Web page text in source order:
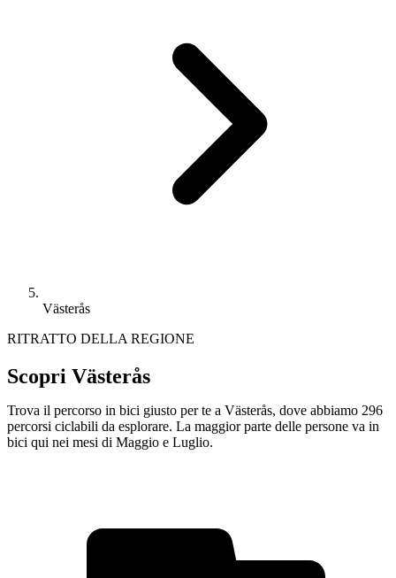
Västerås
RITRATTO DELLA REGIONE
Scopri Västerås
Trova il percorso in bici giusto per te a Västerås, dove abbiamo 296
percorsi ciclabili da esplorare. La maggior parte delle persone va in
bici qui nei mesi di Maggio e Luglio.